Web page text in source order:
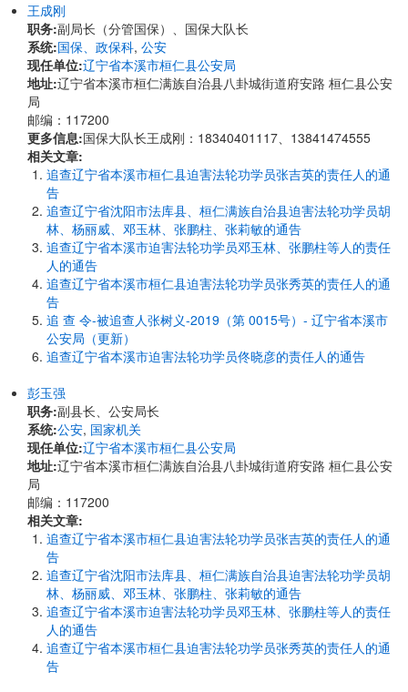
王成刚
职务:副局长（分管国保）、国保大队长
系统:国保、政保科, 公安
现任单位:辽宁省本溪市桓仁县公安局
地址:辽宁省本溪市桓仁满族自治县八卦城街道府安路 桓仁县公安
局
邮编：117200
更多信息:国保大队长王成刚：18340401117、13841474555
相关文章:
追查辽宁省本溪市桓仁县迫害法轮功学员张吉英的责任人的通
告
追查辽宁省沈阳市法库县、桓仁满族自治县迫害法轮功学员胡
林、杨丽威、邓玉林、张鹏柱、张莉敏的通告
追查辽宁省本溪市迫害法轮功学员邓玉林、张鹏柱等人的责任
人的通告
追查辽宁省本溪市桓仁县迫害法轮功学员张秀英的责任人的通
告
追 查 令-被追查人张树义-2019（第 0015号）- 辽宁省本溪市
公安局（更新）
追查辽宁省本溪市迫害法轮功学员佟晓彦的责任人的通告
彭玉强
职务:副县长、公安局长
系统:公安, 国家机关
现任单位:辽宁省本溪市桓仁县公安局
地址:辽宁省本溪市桓仁满族自治县八卦城街道府安路 桓仁县公安
局
邮编：117200
相关文章:
追查辽宁省本溪市桓仁县迫害法轮功学员张吉英的责任人的通
告
追查辽宁省沈阳市法库县、桓仁满族自治县迫害法轮功学员胡
林、杨丽威、邓玉林、张鹏柱、张莉敏的通告
追查辽宁省本溪市迫害法轮功学员邓玉林、张鹏柱等人的责任
人的通告
追查辽宁省本溪市桓仁县迫害法轮功学员张秀英的责任人的通
告